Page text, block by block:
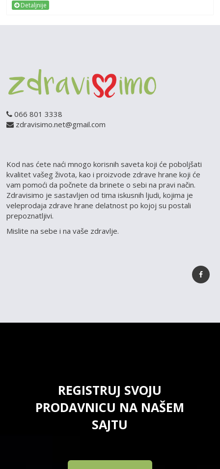
Detaljnije
066 801 3338
zdravisimo.net@gmail.com
Kod nas ćete naći mnogo korisnih saveta koji će poboljšati
kvalitet vašeg života, kao i proizvode zdrave hrane koji će
vam pomoći da počnete da brinete o sebi na pravi način.
Zdravisimo je sastavljen od tima iskusnih ljudi, kojima je
veleprodaja zdrave hrane delatnost po kojoj su postali
prepoznatljivi.
Mislite na sebe i na vaše zdravlje.
REGISTRUJ SVOJU
PRODAVNICU NA NAŠEM
SAJTU